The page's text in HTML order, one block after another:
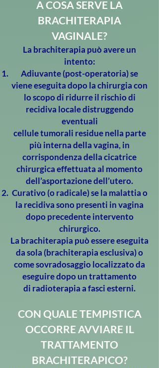
A COSA SERVE LA
BRACHITERAPIA
VAGINALE?
La brachiterapia può avere un
intento:
Adiuvante (post-operatoria) se
viene eseguita dopo la chirurgia con
lo scopo di ridurre il rischio di
recidiva locale distruggendo
eventuali
cellule tumorali residue nella parte
più interna della vagina, in
corrispondenza della cicatrice
chirurgica effettuata al momento
dell’asportazione dell’utero.
Curativo (o radicale) se la malattia o
la recidiva sono presenti in vagina
dopo precedente intervento
chirurgico.
La brachiterapia può essere eseguita
da sola (brachiterapia esclusiva) o
come sovradosaggio localizzato da
eseguire dopo un trattamento
di radioterapia a fasci esterni.
CON QUALE TEMPISTICA
OCCORRE AVVIARE IL
TRATTAMENTO
BRACHITERAPICO?